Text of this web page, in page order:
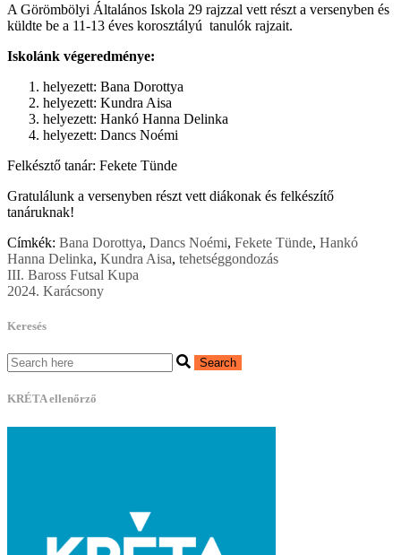
A Görömbölyi Általános Iskola 29 rajzzal vett részt a versenyben és
küldte be a 11-13 éves korosztályú tanulók rajzait.
Iskolánk végeredménye:
helyezett: Bana Dorottya
helyezett: Kundra Aisa
helyezett: Hankó Hanna Delinka
helyezett: Dancs Noémi
Felkésztő tanár: Fekete Tünde
Gratulálunk a versenyben részt vett diákonak és felkészítő
tanáruknak!
Címkék: Bana Dorottya, Dancs Noémi, Fekete Tünde, Hankó
Hanna Delinka, Kundra Aisa, tehetséggondozás
Bejegyzés
navigáció
III. Baross Futsal Kupa
2024. Karácsony
Keresés
KRÉTA ellenőrző